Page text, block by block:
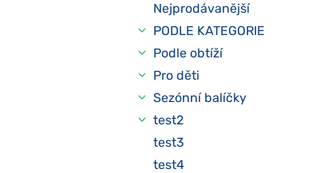
Nejprodávanější
PODLE KATEGORIE
Podle obtíží
Pro děti
Sezónní balíčky
test2
test3
test4